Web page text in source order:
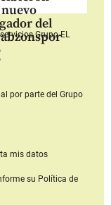
del
Grupo EL
por parte del Grupo
mis datos
su Política de